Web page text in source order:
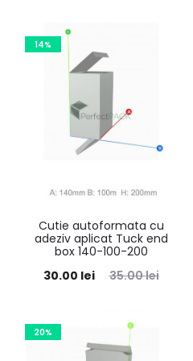
14%
Cutie autoformata cu
adeziv aplicat Tuck end
box 140-100-200
35.00lei
30.00 lei
20%